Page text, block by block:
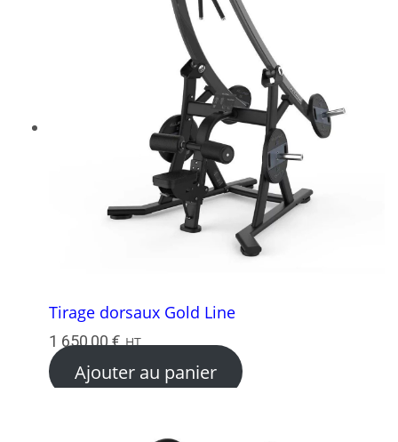
Tirage dorsaux Gold Line
1 650,00€ HT
Ajouter au panier